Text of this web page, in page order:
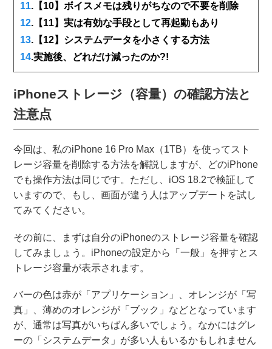
11.【10】ボイスメモは残りがちなので不要を削除
12.【11】実は有効な手段として再起動もあり
13.【12】システムデータを小さくする方法
14.実施後、どれだけ減ったのか?!
iPhoneストレージ（容量）の確認方法と
注意点
今回は、私のiPhone 16 Pro Max（1TB）を使ってスト
レージ容量を削除する方法を解説しますが、どのiPhone
でも操作方法は同じです。ただし、iOS 18.2で検証して
いますので、もし、画面が違う人はアップデートを試し
てみてください。
その前に、まずは自分のiPhoneのストレージ容量を確認
してみましょう。iPhoneの設定から「一般」を押すとス
トレージ容量が表示されます。
バーの色は赤が「アプリケーション」、オレンジが「写
真」、薄めのオレンジが「ブック」などとなっています
が、通常は写真がいちばん多いでしょう。なかにはグレ
ーの「システムデータ」が多い人もいるかもしれません